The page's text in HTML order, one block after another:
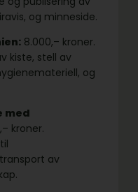
og minneside.
8.000,– kroner.
kiste, stell av
og
med
kroner.
av